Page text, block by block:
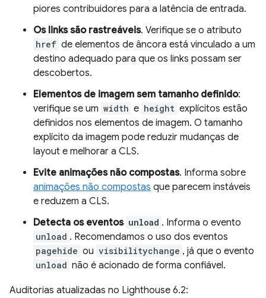
piores contribuidores para a latência de entrada.
Os links são rastreáveis. Verifique se o atributo
href de elementos de âncora está vinculado a um
destino adequado para que os links possam ser
descobertos.
Elementos de imagem sem tamanho definido:
verifique se um width e height explícitos estão
definidos nos elementos de imagem. O tamanho
explícito da imagem pode reduzir mudanças de
layout e melhorar a CLS.
Evite animações não compostas. Informa sobre
animações não compostas que parecem instáveis
e reduzem a CLS.
Detecta os eventos unload . Informa o evento
unload . Recomendamos o uso dos eventos
pagehide ou visibilitychange , já que o evento
unload não é acionado de forma confiável.
Auditorias atualizadas no Lighthouse 6.2: